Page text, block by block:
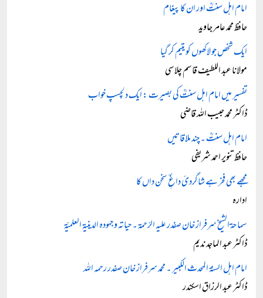
امام اہل سنتؒ اور ان کا پیغام
حافظ محمد عامر جاوید
ایک شخص جو لاکھوں کو یتیم کر گیا
مولانا عبد اللطیف قاسم چلاسی
تفسیر میں امام اہل سنتؒ کی بصیرت : ایک دلچسپ خواب
ڈاکٹر محمد حبیب اللہ قاضی
امام اہل سنتؒ ۔ چند ملاقاتیں
حافظ تنویر احمد شریفی
مجھے بھی فخر ہے شاگردئ داغِؔ سخن داں کا
ادارہ
سماحۃ الشیخ سرفراز خان صفدر علیہ الرّحمۃ ۔ حیاتہ و جہودہ الدینیۃ العلمیّۃ
ڈاکٹر عبد الماجد ندیم
امام اہل السنۃ المحدث الکبیر ۔ محمد سرفراز خان صفدر رحمہ اللہ
ڈاکٹر عبد الرزاق اسکندر